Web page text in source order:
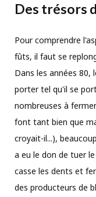
Des trésors
Pour comprendre
fûts, il faut se
Dans les années 80,
porter tel qu'il se
nombreuses à
font tant bien que
croyait-il...),
a eu le don de tuer
casse les dents et
des producteurs de